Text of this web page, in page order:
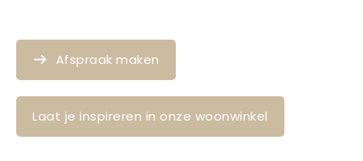
Afspraak maken
Laat je inspireren in onze woonwinkel